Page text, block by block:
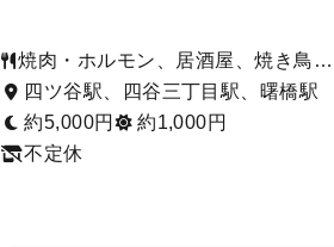
焼肉・ホルモン、居酒屋、焼き鳥・
串焼き・鳥料理
四ツ谷駅、四谷三丁目駅、曙橋駅
約5,000円
約1,000円
不定休